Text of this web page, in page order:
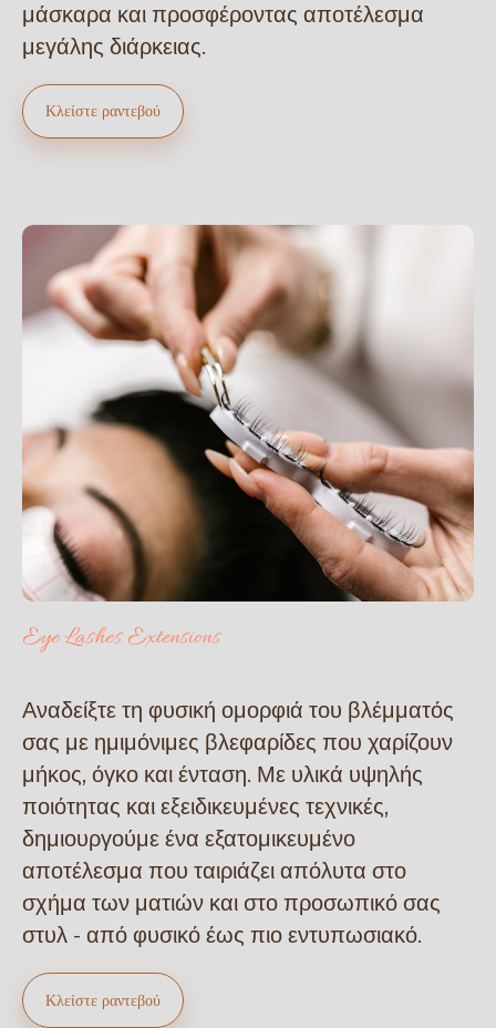
μάσκαρα και προσφέροντας αποτέλεσμα
μεγάλης διάρκειας.
Κλείστε ραντεβού
Eye Lashes Extensions
Αναδείξτε τη φυσική ομορφιά του βλέμματός
σας με ημιμόνιμες βλεφαρίδες που χαρίζουν
μήκος, όγκο και ένταση. Με υλικά υψηλής
ποιότητας και εξειδικευμένες τεχνικές,
δημιουργούμε ένα εξατομικευμένο
αποτέλεσμα που ταιριάζει απόλυτα στο
σχήμα των ματιών και στο προσωπικό σας
στυλ - από φυσικό έως πιο εντυπωσιακό.
Κλείστε ραντεβού